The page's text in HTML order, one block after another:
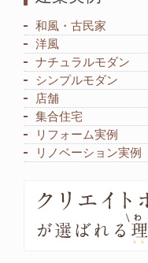
和風・古民家
洋風
ナチュラルモダン
シンプルモダン
店舗
集合住宅
リフォーム実例
リノベーション実例